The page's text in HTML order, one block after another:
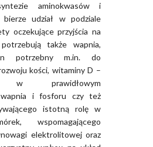
aminokwasów i
udział w podziale
oczekujące przyjścia na
także wapnia,
potrzebny m.in. do
kości, witaminy D –
w prawidłowym
wapnia i fosforu czy też
istotną rolę w
wspomagającego
elektrolitowej oraz